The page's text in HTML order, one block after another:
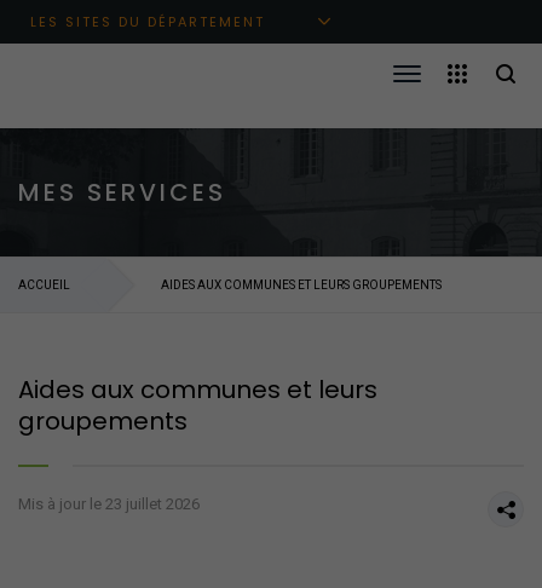
Aller au menu principal
Aller au contenu
Aller à la recherche
LES SITES DU DÉPARTEMENT
MES SERVICES
ACCUEIL AIDES AUX COMMUNES ET LEURS GROUPEMENTS
Aides aux communes et leurs
groupements
Mis à jour le 23 juillet 2026